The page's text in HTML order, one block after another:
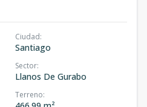
Ciudad:
Santiago
Sector:
Llanos De Gurabo
Terreno: